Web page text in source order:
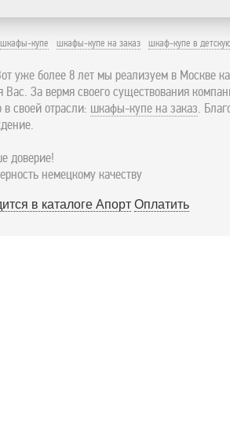
шкафы-купе шкафы-купе на заказ шкаф-купе в
уже более 8 лет мы реализуем в Москве
За вермя своего существования
своей отрасли: шкафы-купе на заказ.
доверие!
немецкому качеству
Оплатить